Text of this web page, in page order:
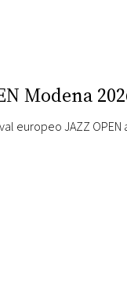
Modena
europeo JAZZ